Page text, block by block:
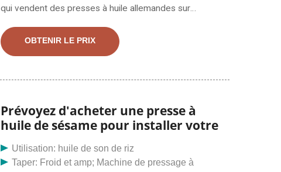
qui vendent des presses à huile allemandes sur
expulseur d'huile, fabricant / fournisseur de moulin à
huile en Chine, proposant des machines agricoles.
savon en laine d'acier, brosse de barbecue en acier
OBTENIR LE PRIX
Prévoyez d'acheter une presse à
huile de sésame pour installer votre
Utilisation: huile de son de riz
Taper: Froid et amp; Machine de pressage à